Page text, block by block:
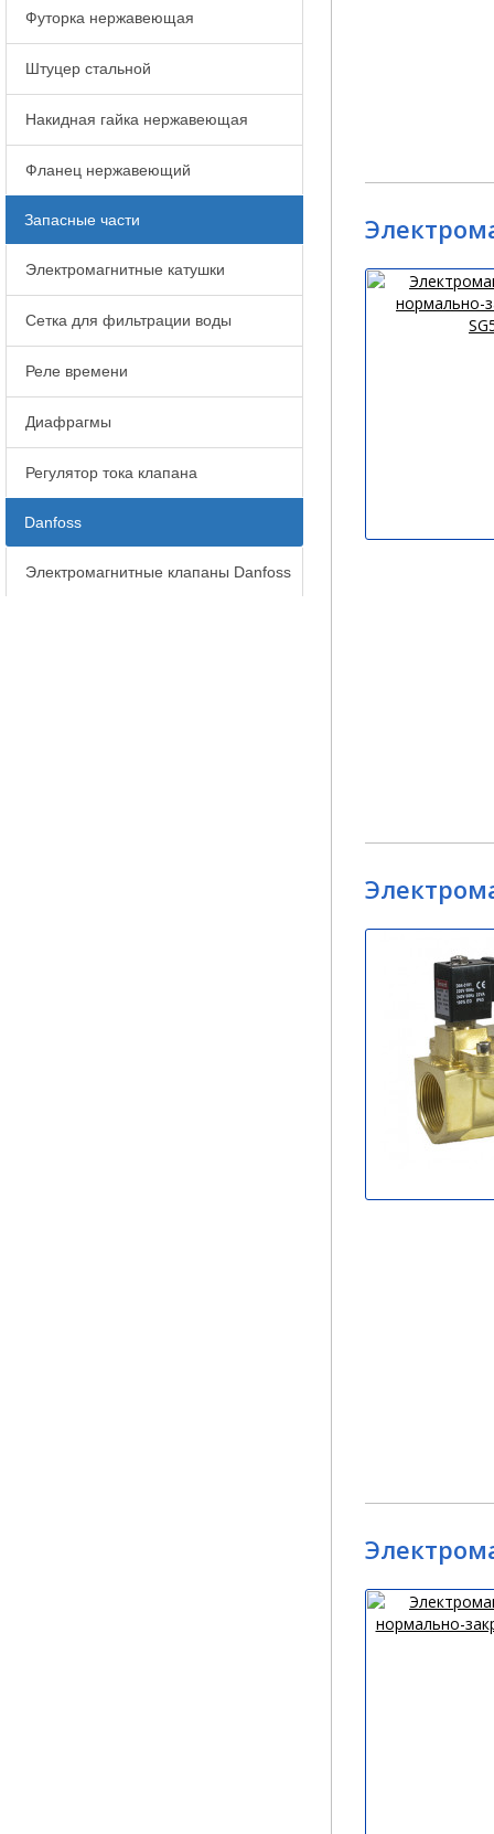
Футорка нержавеющая
Штуцер стальной
Накидная гайка нержавеющая
Фланец нержавеющий
Запасные части
Электромагнитные катушки
Сетка для фильтрации воды
Реле времени
Диафрагмы
Регулятор тока клапана
Danfoss
Электромагнитные клапаны Danfoss